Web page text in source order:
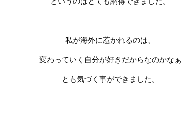
私が海外に惹かれるのは、
変わっていく自分が好きだからなのかなぁ
とも気づく事ができました。